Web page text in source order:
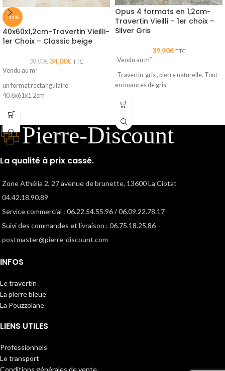
-11%
40x60x1,2cm-Travertin Vieilli-
1er Choix – Classic beige
38,00€ 34,00€ TTC
Vendu au m²
un format rectangulaire
40.6x61x1.2cm
Travertin plus clair et plus homogène.
Parfait pour illuminer un intérieur. Un
rendu très moderne et contemporain.
l'authenticité de la pierre.
Opus 4 formats en 1,2cm-
Travertin Vieilli – 1er choix –
Silver Gris
39,90€ TTC
-Vendu au m²
-Travertin gris , pierre naturelle. Tout
en nuances de gris.
-existe en nuances plus ou moins
foncées en fonction des blocs.
-proposé en opus 4 formats, 1er choix.
-pour intérieur et extérieur.
La qualité à prix cassé.
Zone Athélia 2, 27 avenue de brunette, 13600 La Ciotat
04.42.18.90.89
Service commercial : 06.22.54.55.96 / 06.09.22.78.17
Suivi des commandes et livraison : 06.75.18.25.86
postmaster@pierre-discount.com
INFOS
Le travertin
La pierre bleue
La Pouzzolane
LIENS UTILES
Professionnels
Le transport
Conditions générales de vente